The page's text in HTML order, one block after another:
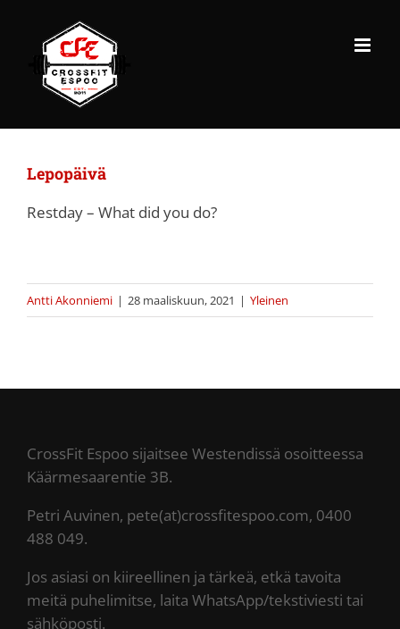
content
Lepopäivä
Restday – What did you do?
Antti Akonniemi | 28 maaliskuun, 2021 | Yleinen
CrossFit Espoo sijaitsee Westendissä osoitteessa
Käärmesaarentie 3B.
Petri Auvinen, pete(at)crossfitespoo.com, 0400
488 049.
Jos asiasi on kiireellinen ja tärkeä, etkä tavoita
meitä puhelimitse, laita WhatsApp/tekstiviesti tai
sähköposti.